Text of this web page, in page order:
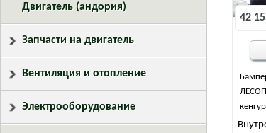
42
Двигатель (андория)
Запчасти на двигатель
Вентиляция и отопление
Электрооборудование